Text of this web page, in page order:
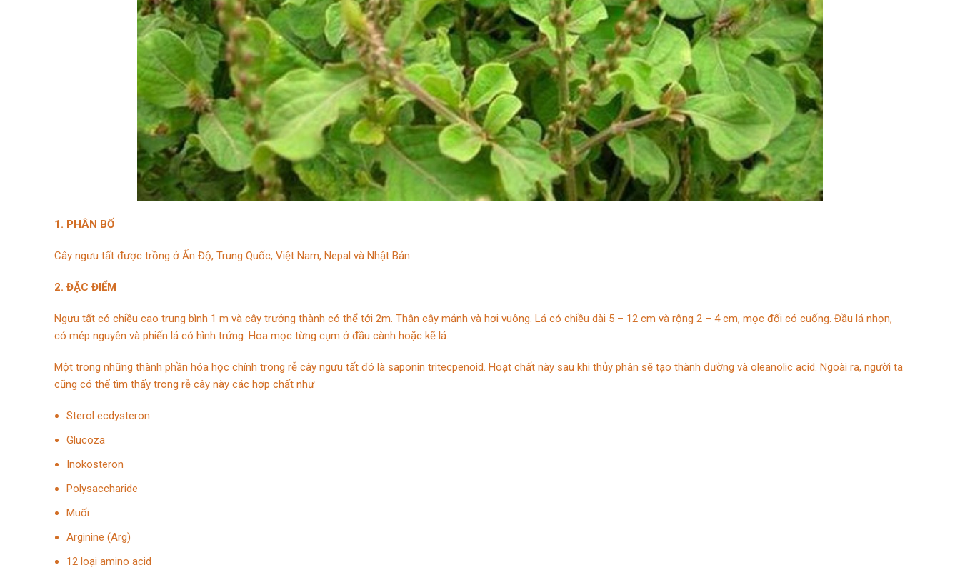
1. PHÂN BỐ
Cây ngưu tất được trồng ở Ấn Độ, Trung Quốc, Việt Nam, Nepal và Nhật Bản.
2. ĐẶC ĐIỂM
Ngưu tất có chiều cao trung bình 1 m và cây trưởng thành có thể tới 2m. Thân cây mảnh và hơi vuông. Lá có chiều dài 5 – 12 cm và rộng 2 – 4 cm, mọc đối có cuống. Đầu lá nhọn,
có mép nguyên và phiến lá có hình trứng. Hoa mọc từng cụm ở đầu cành hoặc kẽ lá.
Một trong những thành phần hóa học chính trong rễ cây ngưu tất đó là saponin tritecpenoid. Hoạt chất này sau khi thủy phân sẽ tạo thành đường và oleanolic acid. Ngoài ra, người ta
cũng có thể tìm thấy trong rễ cây này các hợp chất như
Sterol ecdysteron
Glucoza
Inokosteron
Polysaccharide
Muối
Arginine (Arg)
12 loại amino acid